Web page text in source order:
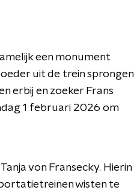
een monument
uit de trein sprongen
erbij en zoeker Frans
1 februari 2026 om
von Fransecky. Hierin
wisten te